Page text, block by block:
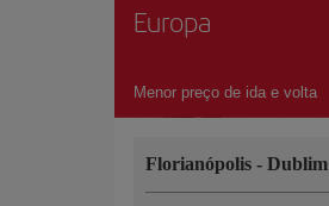
Europa
Menor preço de ida e volta
Florianópolis - Dublim